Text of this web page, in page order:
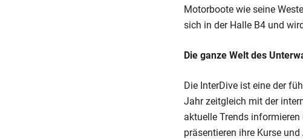
Motorboote wie seine
sich in der Halle B4 und
Die ganze Welt des
Die InterDive ist eine der
Jahr zeitgleich mit der
aktuelle Trends
präsentieren ihre Kurse